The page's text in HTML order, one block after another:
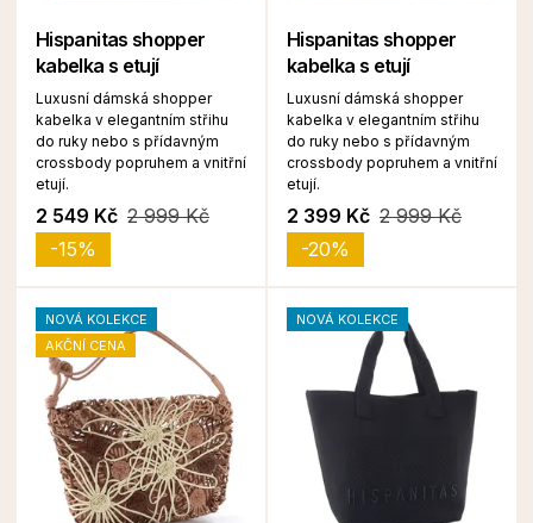
Hispanitas shopper
kabelka s etují
Luxusní dámská shopper
kabelka v elegantním střihu
do ruky nebo s přídavným
crossbody popruhem a vnitřní
etují.
2 549 Kč 2 999 Kč
-15%
Hispanitas shopper
kabelka s etují
Luxusní dámská shopper
kabelka v elegantním střihu
do ruky nebo s přídavným
crossbody popruhem a vnitřní
etují.
2 399 Kč 2 999 Kč
-20%
NOVÁ KOLEKCE
AKČNÍ CENA
NOVÁ KOLEKCE